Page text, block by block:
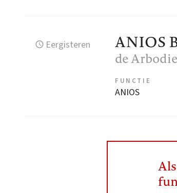
Eergisteren ANIOS
de
FUNCTIE
ANIOS